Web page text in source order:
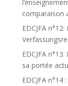
comparaison
EDCJFA
EDCJFA
sa portée
EDCJFA